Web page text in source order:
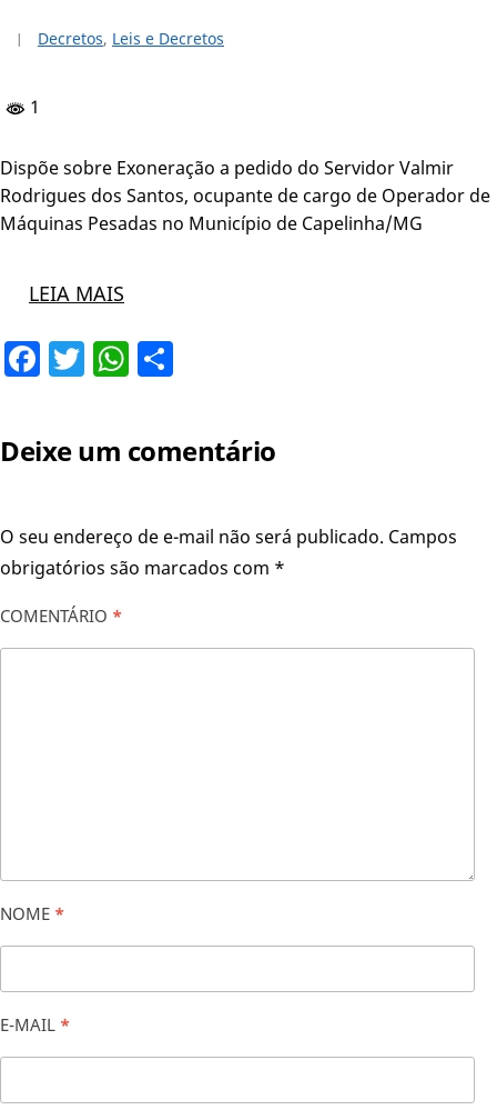
Decretos, Leis e Decretos
1
Dispõe sobre Exoneração a pedido do Servidor Valmir
Rodrigues dos Santos, ocupante de cargo de Operador de
Máquinas Pesadas no Município de Capelinha/MG
LEIA MAIS
Facebook
TwitterWhatsApp
Deixe um comentário
O seu endereço de e-mail não será publicado. Campos
obrigatórios são marcados com *
COMENTÁRIO *
NOME *
E-MAIL *